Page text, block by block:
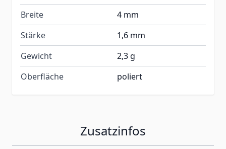
Breite
4 mm
Stärke
1,6 mm
Gewicht
2,3 g
Oberfläche
poliert
Zusatzinfos